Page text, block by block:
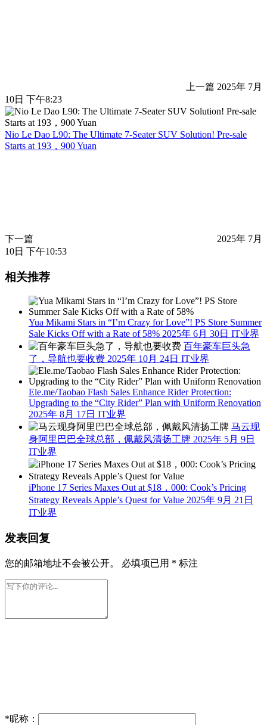
上一篇 2025年 7月
10日 下午8:23
Nio Le Dao L90: The Ultimate 7-Seater SUV Solution! Pre-sale
Starts at 193，900 Yuan
下一篇
2025年 7月
10日 下午10:53
相关推荐
Yua Mikami Stars in “I’m Crazy for Love”! PS Store Summer
Sale Kicks Off with a Rate of 58% 2025年 6月 30日 IT业界
百年豪车巨头急
了，导航也要收费 2025年 10月 24日 IT业界
Ele.me/Taobao Flash Sales Enhance Rider Protection:
Upgrading to the “City Rider” Plan with Uniform Renovation
2025年 8月 17日 IT业界
马云现
身阿里巴巴全球总部，佩戴风清扬工牌 2025年 5月 9日
IT业界
iPhone 17 Series Maxes Out at $18，000: Cook’s Pricing
Strategy Reveals Apple’s Quest for Value 2025年 9月 21日
IT业界
发表回复
您的邮箱地址不会被公开。 必填项已用 * 标注
*昵称：